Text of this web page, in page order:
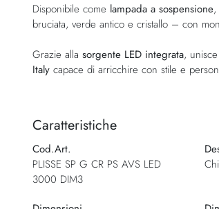
Disponibile come lampada a sospensione,
bruciata, verde antico e cristallo – con
Grazie alla sorgente LED integrata,
Italy capace di arricchire con stile e
Caratteristiche
Cod.Art.
PLISSE SP G CR PS AVS LED
3000 DIM3